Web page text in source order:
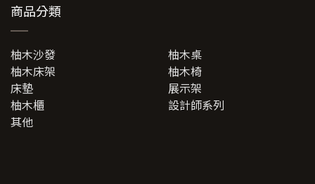
選
擇
選
項
商品分類
柚木沙發
柚木桌
柚木床架
柚木椅
床墊
展示架
柚木櫃
設計師系列
其他